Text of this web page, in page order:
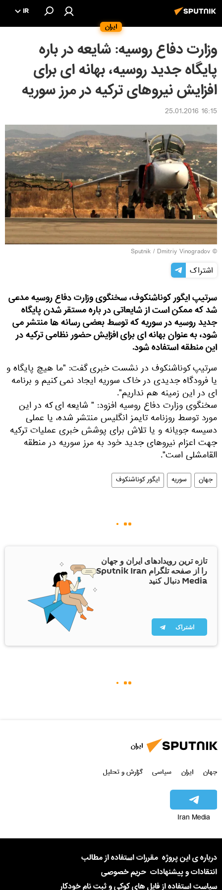
ایران
IR
وزارت دفاع روسیه: شایعه در باره
پایگاه جدید روسیه، بهانه ای برای
افزایش نیروهای ترکیه در مرز سوریه
16:15 25.01.2016
© Sputnik / Dmitriy Vinogradov
اشتراک
سرتیپ ایگور کوناشنکوف، سخنگوی وزارت دفاع روسیه مدعی
شد که ممکن است از شایعاتی در باره مستقر شدن پایگاه
جدید روسیه در سوریه که توسط بعضی رسانه ها منتشر می
شود، به عنوان بهانه ای برای افزایش حضور نظامی ترکیه در
این منطقه استفاده شود.
سرتیپ کوناشنکوف در نشست خبری گفت: "ما هیچ پایگاه و
یا فرودگاه جدیدی در خاک سوریه ایجاد نمی کنیم و برنامه
ای در این زمینه هم نداریم".
سخنگوی وزارت دفاع روسیه افزود: " شایعه ای که در این
مورد توسط روزنامه تایمز انگلیس منتشر شده، یا عملی
دسیسه جویانه و یا تلاش برای پوشش خبری عملیات ترکیه
جهت اعزام نیروهای جدید خود به مرز سوریه در منطقه
القامشلی است".
جهان سوریه ایگور کوناشنکوف
تازه ترین رویدادهای ایران و جهان
را از صفحه تلگرام Sputnik Iran
Media دنبال کنید
اشتراک
ایران
جهان ایران سیاسی گزارش و تحلیل
Iran Media
درباره ی این پروژه مقررات استفاده از مطالب
انتقادات و پیشنهادات حریم خصوصی
سیاست استفاده از فایل های کوکی و ثبت نام خودکار